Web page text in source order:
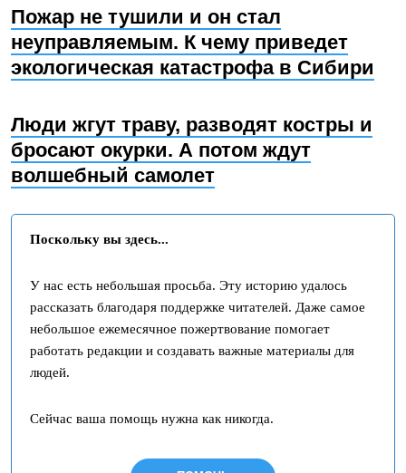
Пожар не тушили и он стал
неуправляемым. К чему приведет
экологическая катастрофа в Сибири
Люди жгут траву, разводят костры и
бросают окурки. А потом ждут
волшебный самолет
Поскольку вы здесь...
У нас есть небольшая просьба. Эту историю удалось
рассказать благодаря поддержке читателей. Даже самое
небольшое ежемесячное пожертвование помогает
работать редакции и создавать важные материалы для
людей.
Сейчас ваша помощь нужна как никогда.